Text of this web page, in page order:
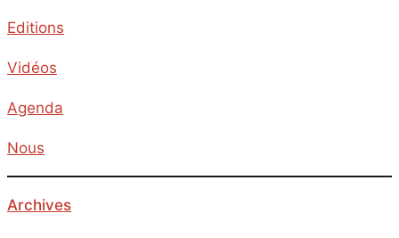
Editions
Vidéos
Agenda
Nous
Archives